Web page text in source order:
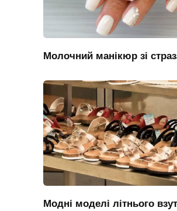
Молочний манікюр зі
Модні моделі літнього